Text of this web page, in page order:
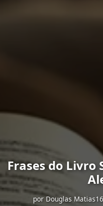
Frases do Livro
porDouglas Matias